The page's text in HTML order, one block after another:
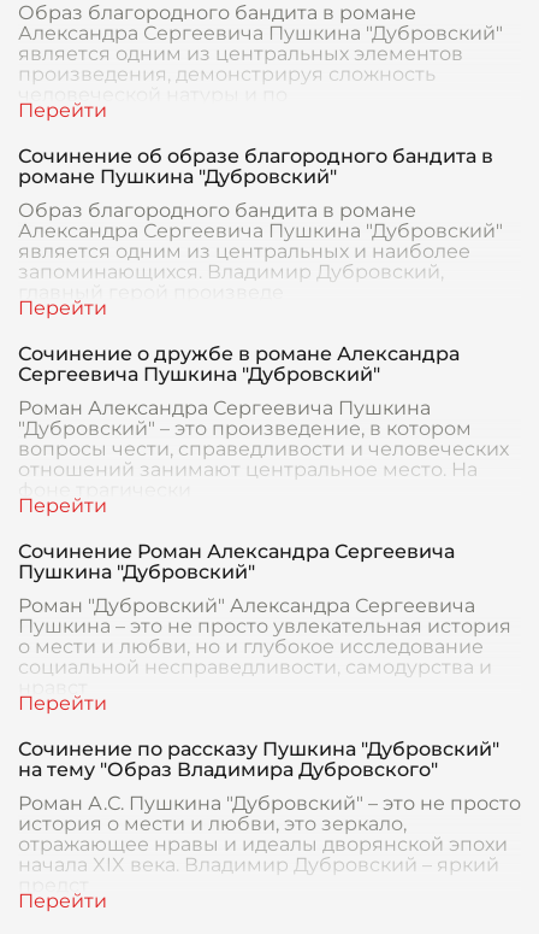
Образ благородного бандита в романе
Александра Сергеевича Пушкина "Дубровский"
является одним из центральных элементов
произведения, демонстрируя сложность
Сочинение об образе благородного бандита в
романе Пушкина "Дубровский"
Образ благородного бандита в романе
Александра Сергеевича Пушкина "Дубровский"
является одним из центральных и наиболее
запоминающихся. Владимир Дубровский,
Сочинение о дружбе в романе Александра
Сергеевича Пушкина "Дубровский"
Роман Александра Сергеевича Пушкина
"Дубровский" – это произведение, в котором
вопросы чести, справедливости и человеческих
отношений занимают центральное место. На
Сочинение Роман Александра Сергеевича
Пушкина "Дубровский"
Роман "Дубровский" Александра Сергеевича
Пушкина – это не просто увлекательная история
о мести и любви, но и глубокое исследование
социальной несправедливости, самодурства и
Сочинение по рассказу Пушкина "Дубровский"
на тему "Образ Владимира Дубровского"
Роман А.С. Пушкина "Дубровский" – это не просто
история о мести и любви, это зеркало,
отражающее нравы и идеалы дворянской эпохи
начала XIX века. Владимир Дубровский – яркий